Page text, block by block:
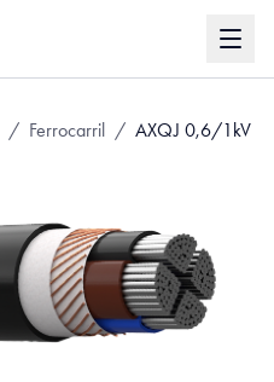
/ Ferrocarril / AXQJ 0,6/1kV